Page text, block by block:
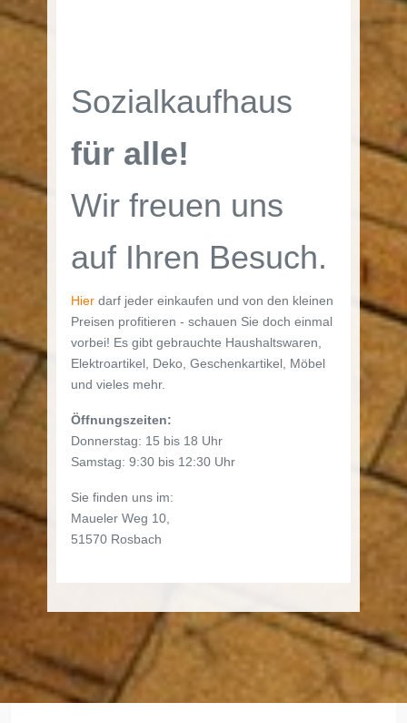
Sozialkaufhaus
für alle!
Wir freuen uns
auf Ihren Besuch.
Hier darf jeder einkaufen und von den kleinen
Preisen profitieren - schauen Sie doch einmal
vorbei! Es gibt gebrauchte Haushaltswaren,
Elektroartikel, Deko, Geschenkartikel, Möbel
und vieles mehr.
Öffnungszeiten:
Donnerstag: 15 bis 18 Uhr
Samstag: 9:30 bis 12:30 Uhr
Sie finden uns im:
Maueler Weg 10,
51570 Rosbach